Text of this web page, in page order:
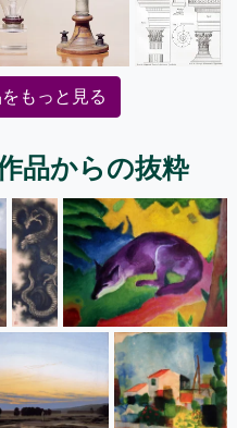
もっと見る
品からの抜粋